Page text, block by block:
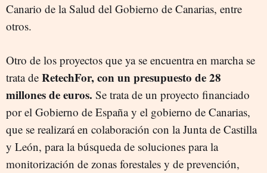
Canario de la Salud del Gobierno de Canarias, entre
otros.
Otro de los proyectos que ya se encuentra en marcha se
trata de RetechFor, con un presupuesto de 28
millones de euros. Se trata de un proyecto financiado
por el Gobierno de España y el gobierno de Canarias,
que se realizará en colaboración con la Junta de Castilla
y León, para la búsqueda de soluciones para la
monitorización de zonas forestales y de prevención,